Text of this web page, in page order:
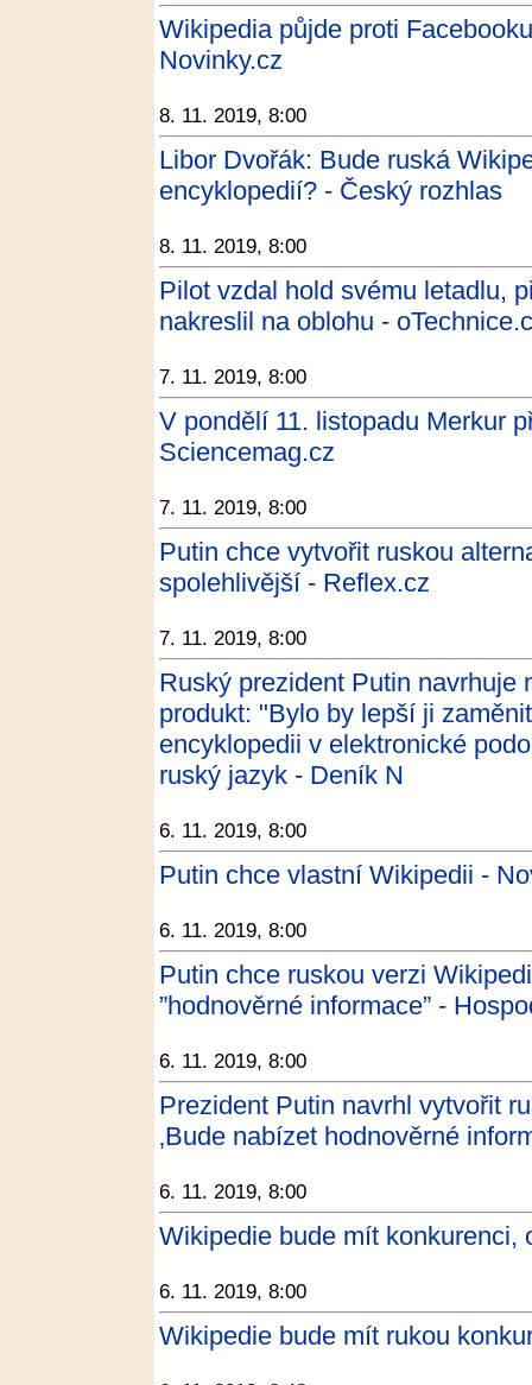
Wikipedia půjde proti
Novinky.cz
8. 11. 2019, 8:00
Libor Dvořák: Bude ruská
encyklopedií? - Český rozhlas
8. 11. 2019, 8:00
Pilot vzdal hold svému letadlu,
nakreslil na oblohu -
7. 11. 2019, 8:00
V pondělí 11. listopadu Merkur
Sciencemag.cz
7. 11. 2019, 8:00
Putin chce vytvořit ruskou
spolehlivější - Reflex.cz
7. 11. 2019, 8:00
Ruský prezident Putin navrhuje
produkt: "Bylo by lepší ji
encyklopedii v elektronické
ruský jazyk - Deník N
6. 11. 2019, 8:00
Putin chce vlastní Wikipedii -
6. 11. 2019, 8:00
Putin chce ruskou verzi
”hodnověrné informace” -
6. 11. 2019, 8:00
Prezident Putin navrhl vytvořit
‚Bude nabízet hodnověrné
6. 11. 2019, 8:00
Wikipedie bude mít konkurenci,
6. 11. 2019, 8:00
Wikipedie bude mít rukou